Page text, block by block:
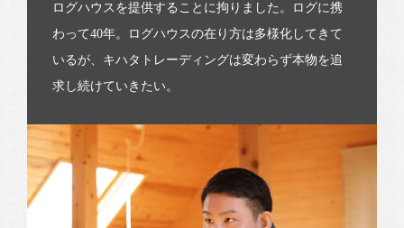
ログハウスを提供することに拘りました。ログに携
わって40年。ログハウスの在り方は多様化してきて
いるが、キハタトレーディングは変わらず本物を追
求し続けていきたい。